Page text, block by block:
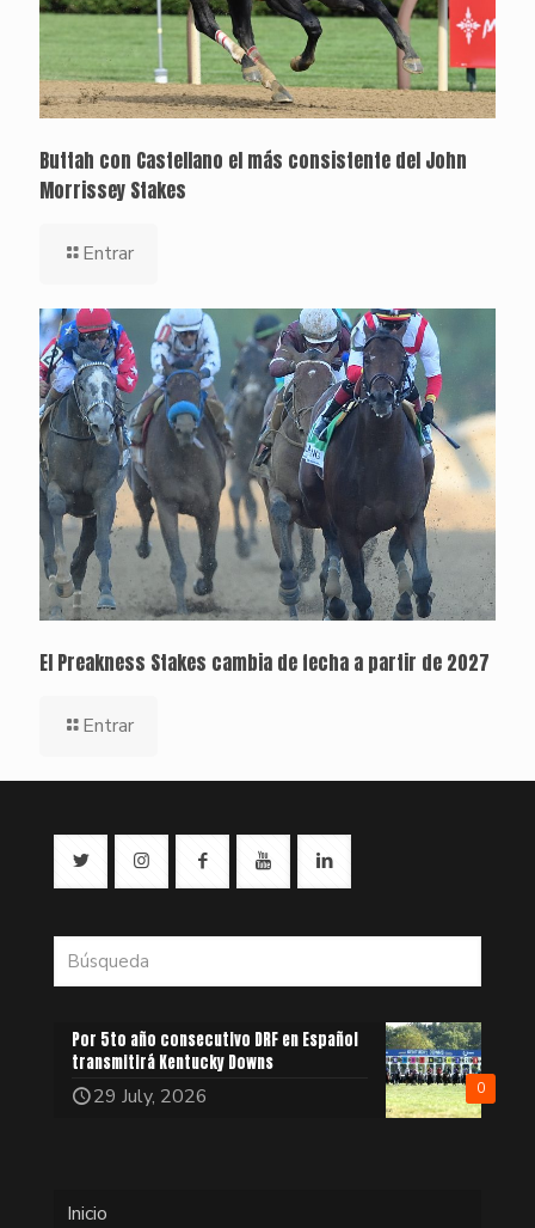
Buttah con Castellano el más consistente del John
Morrissey Stakes
Entrar
El Preakness Stakes cambia de fecha a partir de 2027
Entrar
0
Por 5to año consecutivo DRF en Español
transmitirá Kentucky Downs
29 July, 2026
Inicio